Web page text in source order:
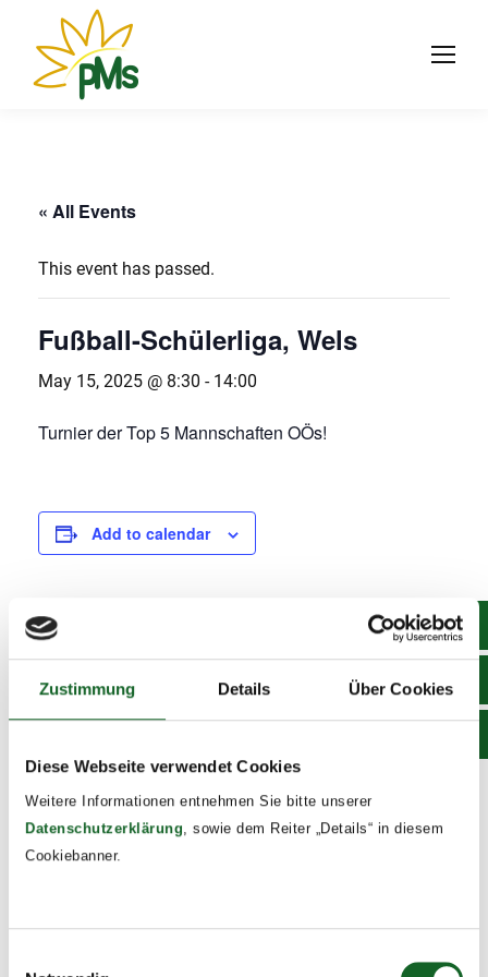
Zustimmung Details Über Cookies
Diese Webseite verwendet Cookies
Weitere Informationen entnehmen Sie bitte unserer
Datenschutzerklärung, sowie dem Reiter „Details“ in diesem
Cookiebanner.
« All Events
This event has passed.
Fußball-Schülerliga, Wels
May 15, 2025 @ 8:30 - 14:00
Turnier der Top 5 Mannschaften OÖs!
Add to calendar
DETAILS
Date:
8:30 - 14:00
Event Tags:
2024/25